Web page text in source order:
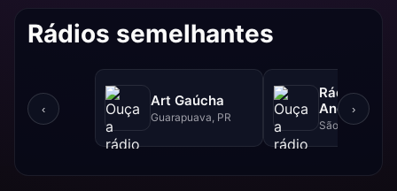
Rádios semelhantes
‹
Art Gaúcha
Guarapuava, PR
Rádio
Andamarca
Bolivia
São Paulo, SP
›